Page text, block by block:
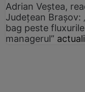
Adrian Veștea,
Județean Brașov:
bag peste
managerul”